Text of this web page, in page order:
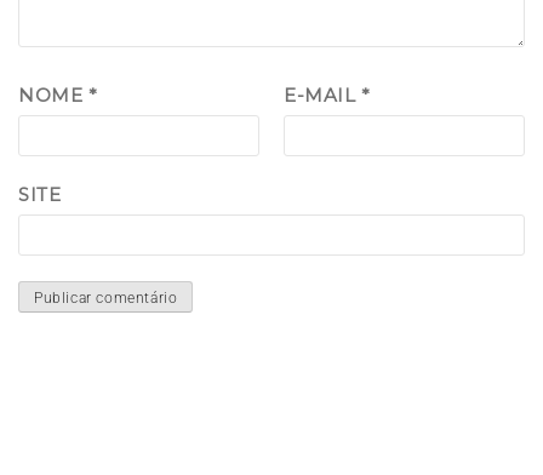
NOME * E-MAIL*
SITE